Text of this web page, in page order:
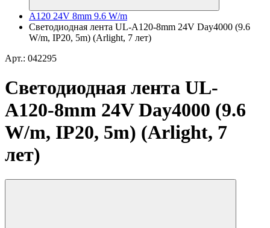
A120 24V 8mm 9.6 W/m
Светодиодная лента UL-A120-8mm 24V Day4000 (9.6
W/m, IP20, 5m) (Arlight, 7 лет)
Арт.: 042295
Светодиодная лента UL-
A120-8mm 24V Day4000 (9.6
W/m, IP20, 5m) (Arlight, 7
лет)